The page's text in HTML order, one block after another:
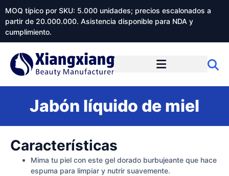
MOQ típico por SKU: 5.000 unidades; precios escalonados a
partir de 20.000.000. Asistencia disponible para NDA y
cumplimiento.
Jabón líquido de miel
Características
Mima tu piel con este gel dorado burbujeante que hace
espuma para limpiar y nutrir suavemente.